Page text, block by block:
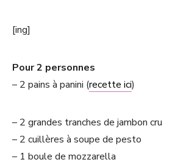
[ing]
Pour 2 personnes
– 2 pains à panini (recette ici)
– 2 grandes tranches de jambon cru
– 2 cuillères à soupe de pesto
– 1 boule de mozzarella